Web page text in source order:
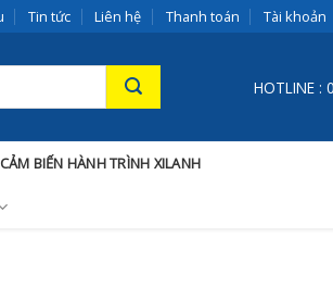
Tin tức Liên hệ Thanh toán Tài khoản
HOTLINE :
CẢM BIẾN HÀNH TRÌNH XILANH